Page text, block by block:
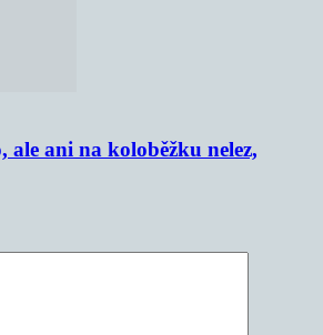
ale ani na koloběžku nelez,